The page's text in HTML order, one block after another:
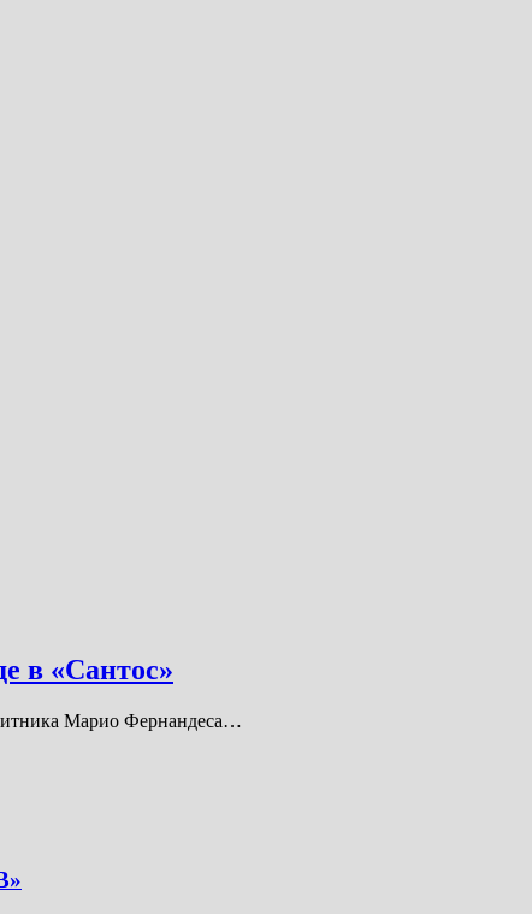
в «Сантос»
Марио Фернандеса…